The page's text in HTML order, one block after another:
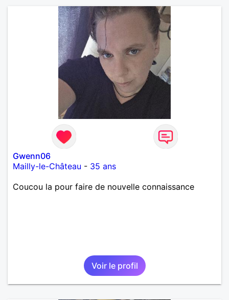
Gwenn06
Mailly-le-Château - 35 ans
Coucou la pour faire de nouvelle connaissance
Voir le profil